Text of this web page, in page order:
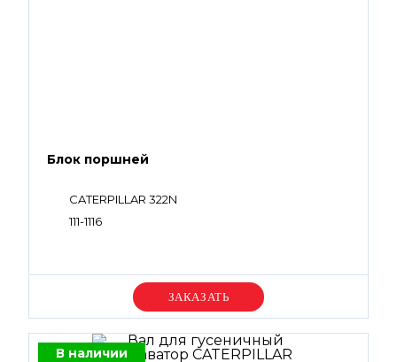
Блок поршней
CATERPILLAR 322N
111-1116
Уточняйте цену
В наличии